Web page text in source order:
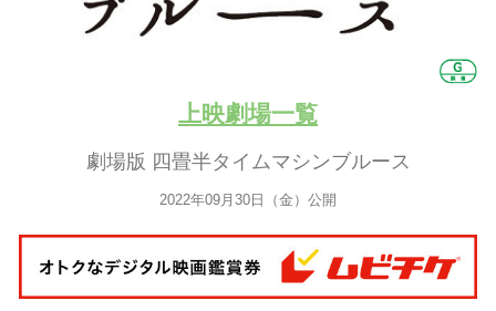
上映劇場一覧
劇場版 四畳半タイムマシンブルース
2022年09月30日（金）公開